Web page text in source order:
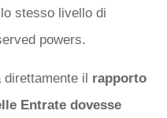
stesso livello di
powers.
direttamente il rapporto
Entrate dovesse